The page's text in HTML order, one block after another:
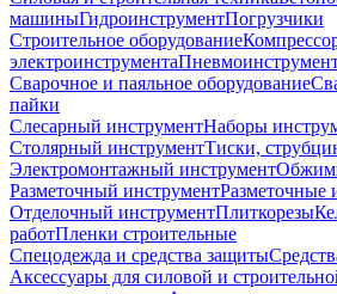
машиныГидроинструментПогрузчики
Строительное оборудование
электроинструмента
Сварочное и паяльное оборудование
пайки
Слесарный инструментНаборы
Столярный инструментТиски,
Электромонтажный инструмент
Разметочный инструментРазметочные
Отделочный инструментПлиткорезы
работПленки строительные
Спецодежда и средства защиты
Аксессуары для силовой и